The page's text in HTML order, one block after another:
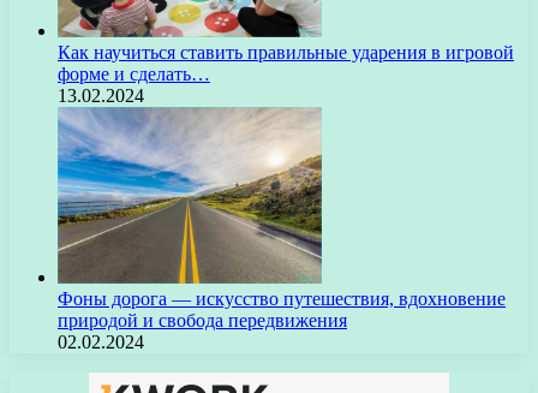
Как научиться ставить правильные ударения в игровой
форме и сделать…
13.02.2024
Фоны дорога — искусство путешествия, вдохновение
природой и свобода передвижения
02.02.2024